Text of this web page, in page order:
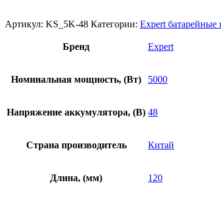
Артикул: KS_5K-48 Категории: Expert батарейные
Бренд Expert
Номинальная мощность, (Вт) 5000
Напряжение аккумулятора, (В) 48
Страна производитель Китай
Длина, (мм) 120